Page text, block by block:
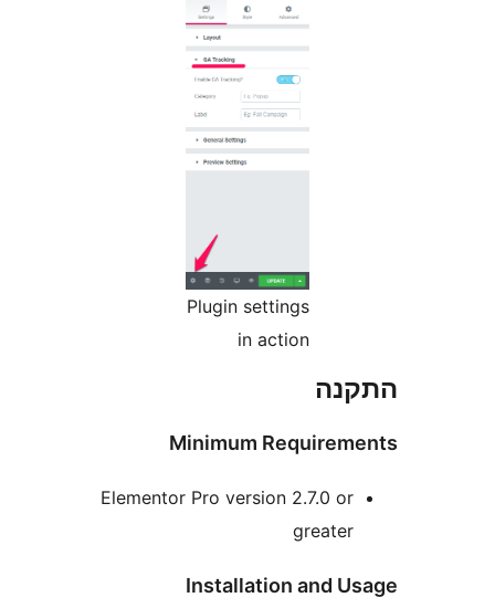
Minimum
Elementor Pro version 2.7.0
Installation and